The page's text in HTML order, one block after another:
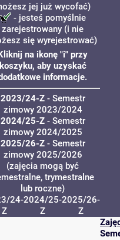
jej już wycofać)
- jesteś pomyślnie
zarejestrowany (i nie
się wyrejestrować)
na ikonę "i" przy
koszyku, aby uzyskać
informacje.
2023/24-Z- Semestr
zimowy 2023/2024
2024/25-Z- Semestr
zimowy 2024/2025
2025/26-Z- Semestr
zimowy 2025/2026
(zajęcia mogą być
trymestralne
lub roczne)
24-
Z
2024/25-
Z
2025/26-
Z